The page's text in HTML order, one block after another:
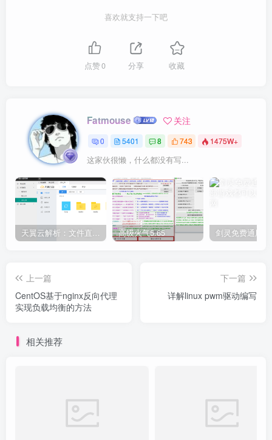
喜欢就支持一下吧
点赞0 分享 收藏
Fatmouse 关注
0 5401 8 743 1475W+
这家伙很懒，什么都没有写...
天翼云解析：文件直链获取源码 高级火气5.65
上一篇
CentOS基于nginx反向代理
实现负载均衡的方法
下一篇
详解linux pwm驱动编写
相关推荐